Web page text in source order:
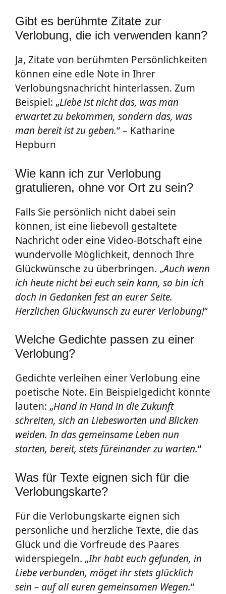
Gibt es berühmte Zitate zur
Verlobung, die ich verwenden kann?
Ja, Zitate von berühmten Persönlichkeiten
können eine edle Note in Ihrer
Verlobungsnachricht hinterlassen. Zum
Beispiel: „Liebe ist nicht das, was man
erwartet zu bekommen, sondern das, was
man bereit ist zu geben.“ – Katharine
Hepburn
Wie kann ich zur Verlobung
gratulieren, ohne vor Ort zu sein?
Falls Sie persönlich nicht dabei sein
können, ist eine liebevoll gestaltete
Nachricht oder eine Video-Botschaft eine
wundervolle Möglichkeit, dennoch Ihre
Glückwünsche zu überbringen. „Auch wenn
ich heute nicht bei euch sein kann, so bin ich
doch in Gedanken fest an eurer Seite.
Herzlichen Glückwunsch zu eurer Verlobung!“
Welche Gedichte passen zu einer
Verlobung?
Gedichte verleihen einer Verlobung eine
poetische Note. Ein Beispielgedicht könnte
lauten: „Hand in Hand in die Zukunft
schreiten, sich an Liebesworten und Blicken
weiden. In das gemeinsame Leben nun
starten, bereit, stets füreinander zu warten.“
Was für Texte eignen sich für die
Verlobungskarte?
Für die Verlobungskarte eignen sich
persönliche und herzliche Texte, die das
Glück und die Vorfreude des Paares
widerspiegeln. „Ihr habt euch gefunden, in
Liebe verbunden, möget ihr stets glücklich
sein – auf all euren gemeinsamen Wegen.“